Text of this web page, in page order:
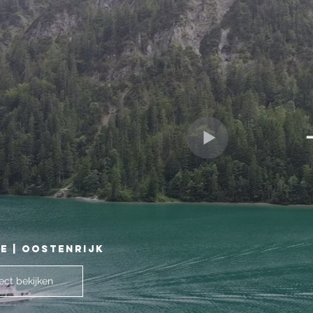
| OOSTENRIJK
bekijken